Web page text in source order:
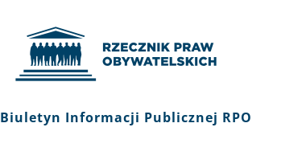
Biuletyn Informacji Publicznej RPO